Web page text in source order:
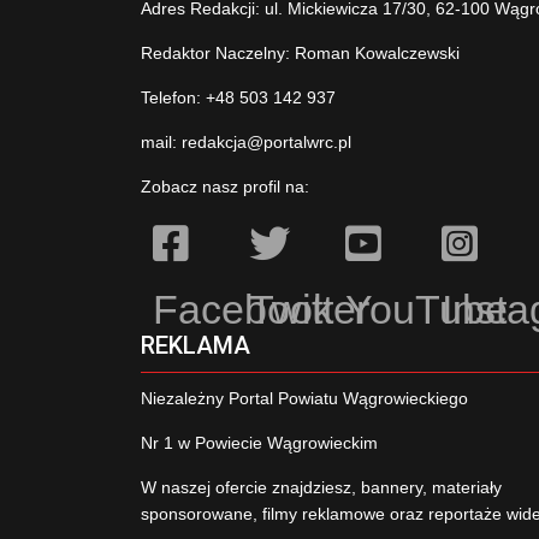
Adres Redakcji: ul. Mickiewicza 17/30, 62-100
Redaktor Naczelny: Roman Kowalczewski
Telefon: +48 503 142 937
mail: redakcja@portalwrc.pl
Zobacz nasz profil na:
Facebook
TwitterYouTube
REKLAMA
Niezależny Portal Powiatu Wągrowieckiego
Nr 1 w Powiecie Wągrowieckim
W naszej ofercie znajdziesz, bannery, materiały
sponsorowane, filmy reklamowe oraz reportaże